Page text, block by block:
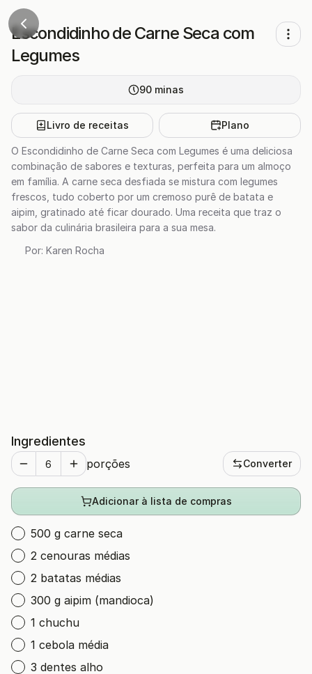
Escondidinho de Carne Seca com
Legumes
90 minas
Livro de receitas Plano
O Escondidinho de Carne Seca com Legumes é uma deliciosa
combinação de sabores e texturas, perfeita para um almoço
em família. A carne seca desfiada se mistura com legumes
frescos, tudo coberto por um cremoso purê de batata e
aipim, gratinado até ficar dourado. Uma receita que traz o
sabor da culinária brasileira para a sua mesa.
Por: Karen Rocha
Ingredientes
porções Converter
Adicionar à lista de compras
500 g carne seca
2 cenouras médias
2 batatas médias
300 g aipim (mandioca)
1 chuchu
1 cebola média
3 dentes alho